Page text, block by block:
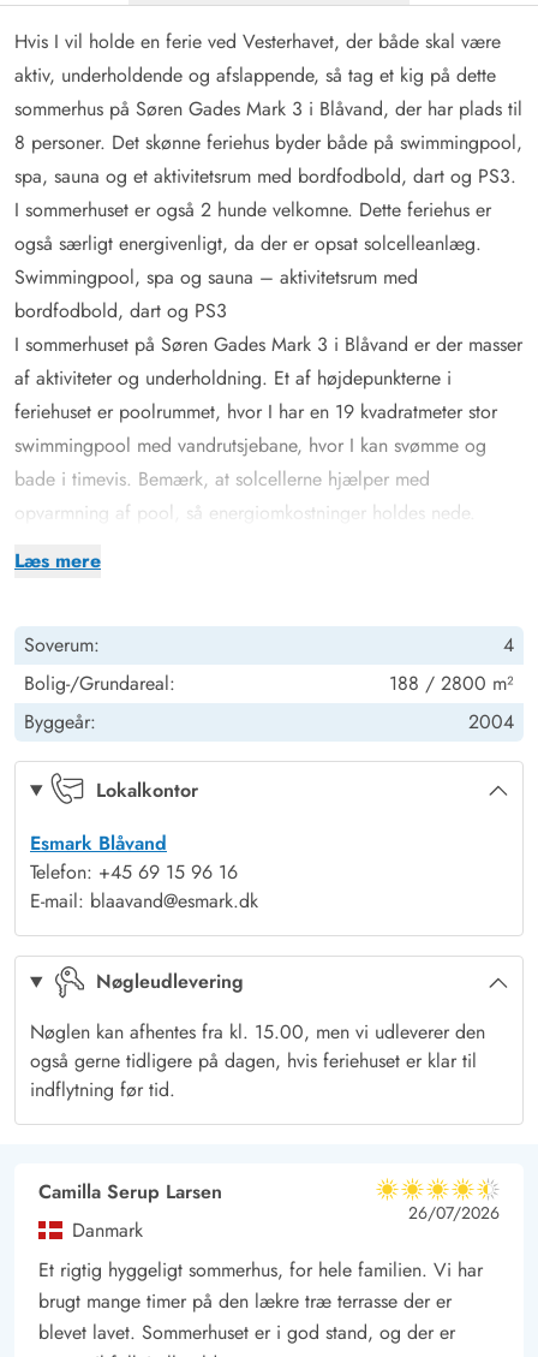
Læs mere
Hvis I vil holde en ferie ved Vesterhavet, der både skal være
aktiv, underholdende og afslappende, så tag et kig på dette
sommerhus på Søren Gades Mark 3 i Blåvand, der har plads til
8 personer. Det skønne feriehus byder både på swimmingpool,
spa, sauna og et aktivitetsrum med bordfodbold, dart og PS3.
I sommerhuset er også 2 hunde velkomne. Dette feriehus er
også særligt energivenligt, da der er opsat solcelleanlæg.
Swimmingpool, spa og sauna – aktivitetsrum med
bordfodbold, dart og PS3
I sommerhuset på Søren Gades Mark 3 i Blåvand er der masser
af aktiviteter og underholdning. Et af højdepunkterne i
feriehuset er poolrummet, hvor I har en 19 kvadratmeter stor
swimmingpool med vandrutsjebane, hvor I kan svømme og
bade i timevis. Bemærk, at solcellerne hjælper med
opvarmning af pool, så energiomkostninger holdes nede.
I poolrummet er der også et dejligt spabad med plads til 6
den lækre sauna, der også har dampfunktion, hvor I kan
slappe af og komme helt ned i gear. Derudover er der også
adgang til et badeværelse fra poolrummet.
Et andet højdepunkt i sommerhuset finder I i annekset, hvor der
er et aktivitetsrum. Her kan I både spille bordfodbold, dart og
sammen her. I annekset er der også et ekstra køleskab.
Lys og venlig indretning
Når I træder ind i sommerhuset på Søren Gades Mark 3, bliver
I mødt af en lys og venlig indretning, som I straks vil føle jer
godt tilpas i. I alrummet kan I samles om madlavningen i
køkkenet, spille spil omkring bordet eller sætte jer til rette i
sofaen og se en god film. Brændeovnen sætter prikken over
i’et for den hyggelige feriestemning med sin knitren i
baggrunden.
soveværelserne er indrettet med en dobbeltseng, mens det
fjerde er indrettet med en etageseng. Desuden har I hele 2
slipper for at stå i kø til badet om morgenen.
Skøn terrasse og stor grund med sandkasse og gyngestativ
Soverum:
4
Bolig-/Grundareal:
188 / 2800 m²
Byggeår:
2004
Lokalkontor
Esmark Blåvand
Telefon: +45 69 15 96 16
E-mail: blaavand@esmark.dk
Nøgleudlevering
Nøglen kan afhentes fra kl. 15.00, men vi udleverer den
også gerne tidligere på dagen, hvis feriehuset er klar til
indflytning før tid.
Camilla Serup Larsen
Danmark
4.5 ud af 5
4.5 ud af 5
4.5 out of 5
26/07/2026
Et rigtig hyggeligt sommerhus, for hele familien. Vi har
brugt mange timer på den lækre træ terrasse der er
blevet lavet. Sommerhuset er i god stand, og der er